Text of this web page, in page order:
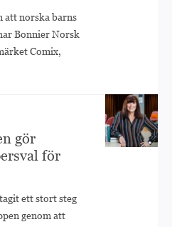
att norska barns
Bonnier Norsk
Comix,
gör
för
ett stort steg
genom att